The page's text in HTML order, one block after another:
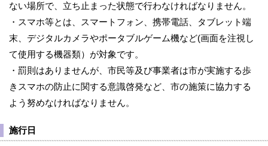
ない場所で、立ち止まった状態で行わなければなりません。
・スマホ等とは、スマートフォン、携帯電話、タブレット端
末、デジタルカメラやポータブルゲーム機など(画面を注視し
て使用する機器類）が対象です。
・罰則はありませんが、市民等及び事業者は市が実施する歩
きスマホの防止に関する意識啓発など、市の施策に協力する
よう努めなければなりません。
施行日